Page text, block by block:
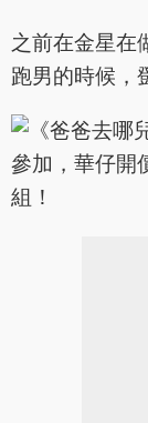
之前在金星在
跑男的時候，